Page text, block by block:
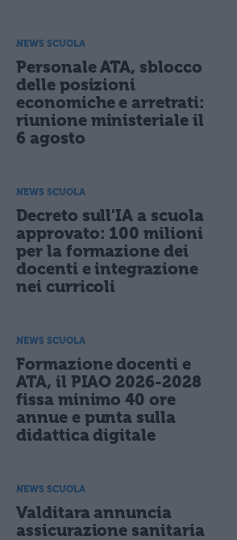
NEWS SCUOLA
Personale ATA, sblocco
delle posizioni
economiche e arretrati:
riunione ministeriale il
6 agosto
NEWS SCUOLA
Decreto sull'IA a scuola
approvato: 100 milioni
per la formazione dei
docenti e integrazione
nei curricoli
NEWS SCUOLA
Formazione docenti e
ATA, il PIAO 2026-2028
fissa minimo 40 ore
annue e punta sulla
didattica digitale
NEWS SCUOLA
Valditara annuncia
assicurazione sanitaria